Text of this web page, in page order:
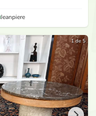
Jeanpiere
1 de 5